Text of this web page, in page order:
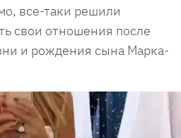
все-таки решили
свои отношения после
и рождения сына Марка-